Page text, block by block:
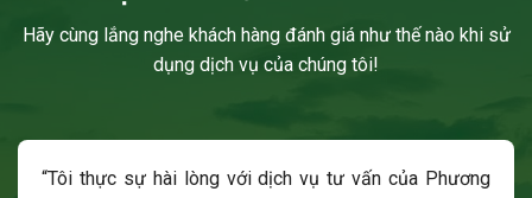
Hãy cùng lắng nghe khách hàng đánh giá như thế nào khi sử
dụng dịch vụ của chúng tôi!
“Tôi thực sự hài lòng với dịch vụ tư vấn của Phương